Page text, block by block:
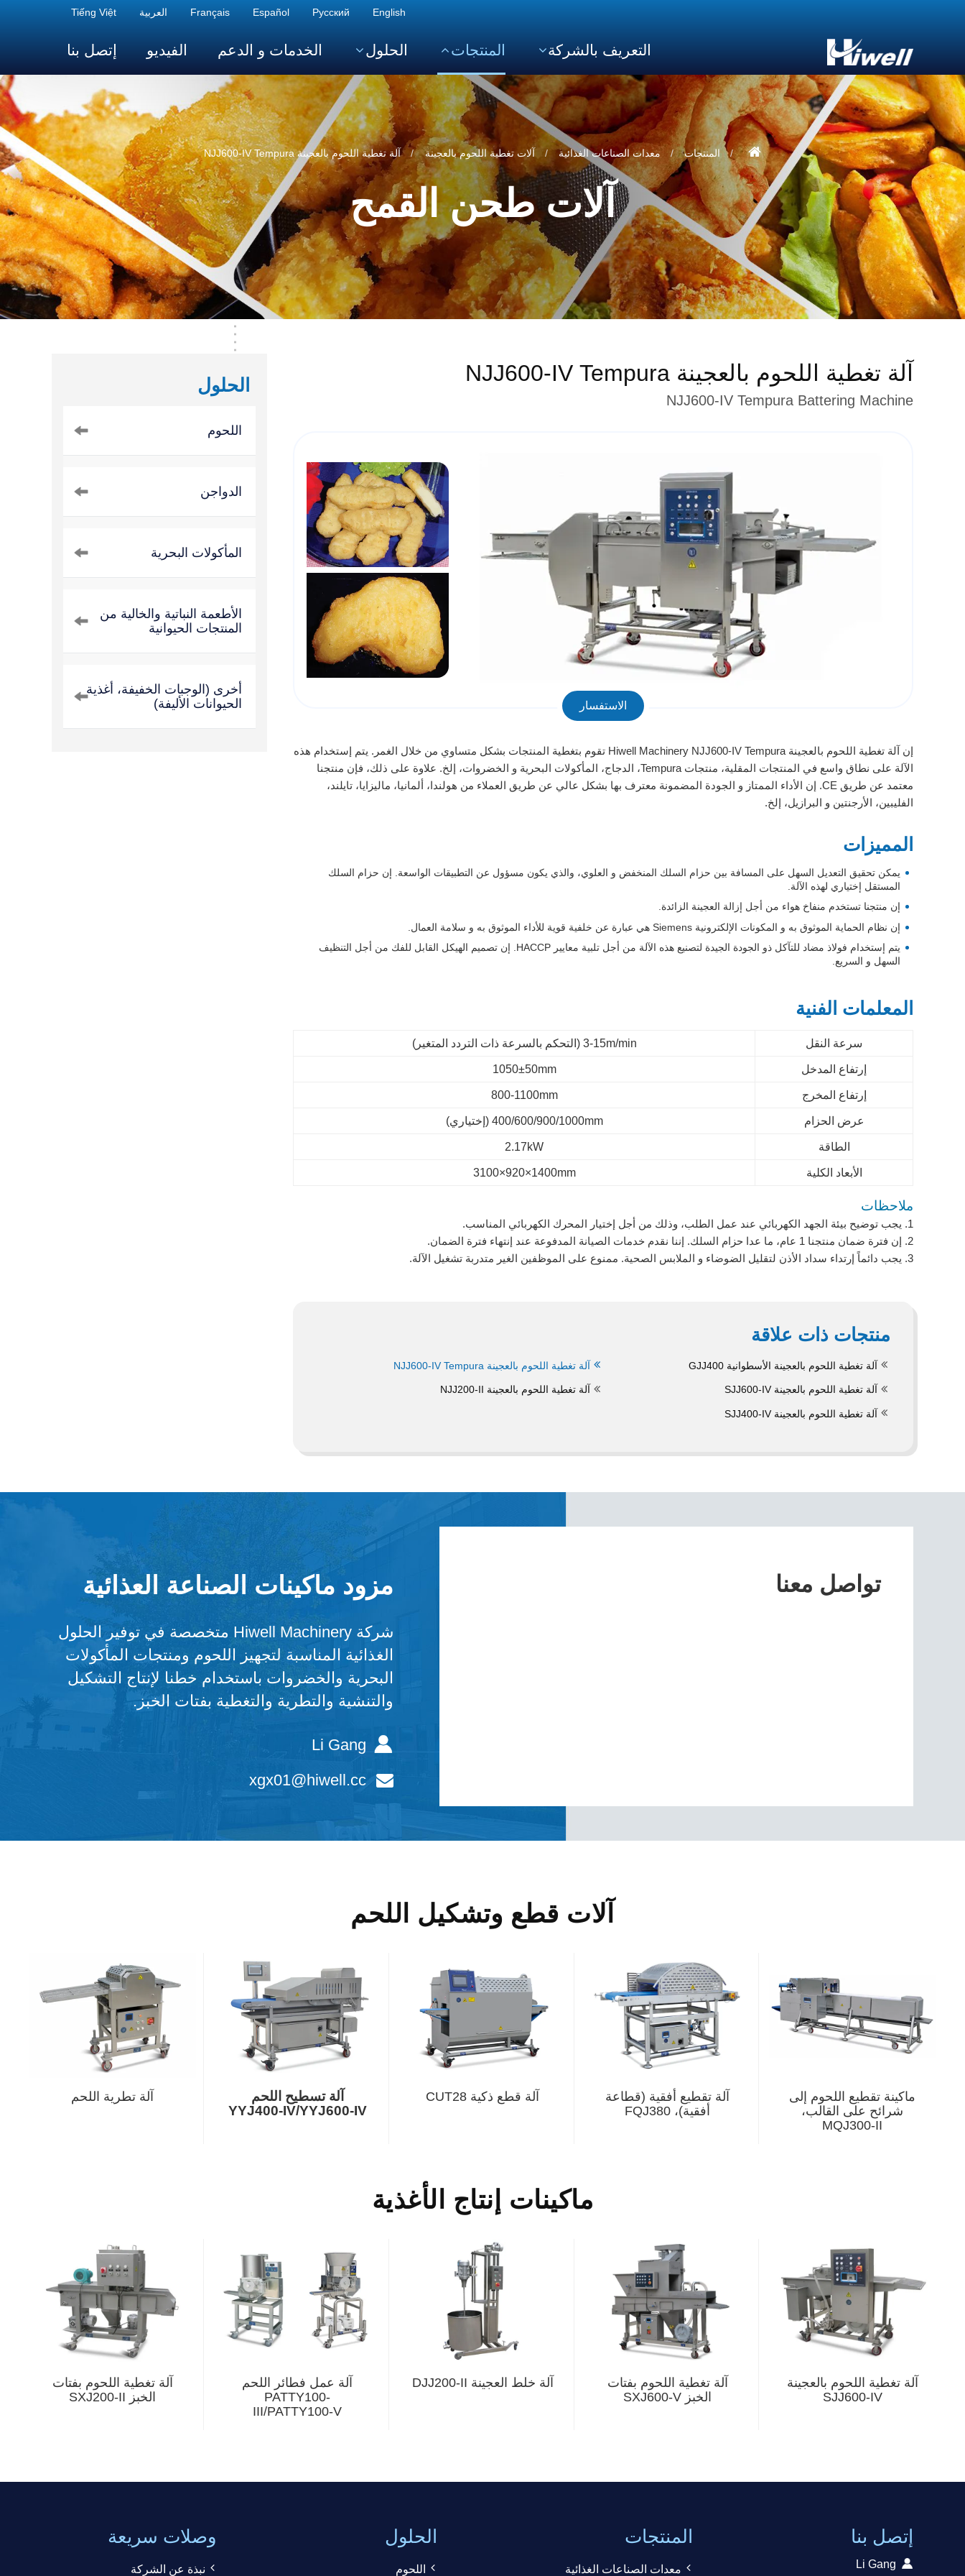
English
Русский
Español
Français العربية Tiếng Việt
التعريف بالشركة المنتجات الحلول الخدمات و الدعم الفيديو إتصل بنا
المنتجات معدات الصناعات الغذائية آلات تغطية اللحوم بالعجينة آلة تغطية اللحوم بالعجينة Tempura NJJ600-IV
آلات طحن القمح
آلة تغطية اللحوم بالعجينة Tempura
NJJ600-IV Tempura Battering Machine
الاستفسار
إن آلة تغطية اللحوم بالعجينة Tempura
Hiwell Machinery NJJ600-IV تقوم بتغطية المنتجات بشكل متساوي من خلال الغمر. يتم إستخدام هذه
الآلة على نطاق واسع في المنتجات المقلية، منتجات Tempura، الدجاج، المأكولات البحرية و الخضروات، إلخ. علاوة على ذلك، فإن منتجنا
معتمد عن طريق CE. إن الأداء الممتاز و الجودة المضمونة معترف بها بشكل عالي عن طريق العملاء من هولندا، ألمانيا، ماليزايا، تايلند،
الفليبين، الأرجنتين و البرازيل، إلخ.
المميزات
يمكن تحقيق التعديل السهل على المسافة بين حزام السلك المنخفض و العلوي، والذي يكون مسؤول عن التطبيقات الواسعة. إن حزام السلك
المستقل إختياري لهذه الآلة.
إن منتجنا تستخدم منفاخ هواء من أجل إزالة العجينة الزائدة.
إن نظام الحماية الموثوق به و المكونات الإلكترونية Siemens هي عبارة عن خلفية قوية للأداء الموثوق به و سلامة العمال.
يتم إستخدام فولاذ مضاد للتآكل ذو الجودة الجيدة لتصنيع هذه الآلة من أجل تلبية معايير HACCP. إن تصميم الهيكل القابل للفك من أجل التنظيف
السهل و السريع.
المعلمات الفنية
سرعة النقل 3-15m/min (التحكم بالسرعة ذات التردد المتغير)
إرتفاع المدخل 1050±50mm
إرتفاع المخرج 800-1100mm
عرض الحزام 400/600/900/1000mm (إختياري)
الطاقة 2.17kW
الأبعاد الكلية 3100×920×1400mm
ملاحظات
1. يجب توضيح بيئة الجهد الكهربائي عند عمل الطلب، وذلك من أجل إختيار المحرك الكهربائي المناسب.
2. إن فترة ضمان منتجنا 1 عام، ما عدا حزام السلك. إننا نقدم خدمات الصيانة المدفوعة عند إنتهاء فترة الضمان.
3. يجب دائماً إرتداء سداد الأذن لتقليل الضوضاء و الملابس الصحية. ممنوع على الموظفين الغير متدربة تشغيل الآلة.
منتجات ذات علاقة
آلة تغطية اللحوم بالعجينة الأسطوانية GJJ400 آلة تغطية اللحوم بالعجينة Tempura NJJ600-IV
آلة تغطية اللحوم بالعجينة SJJ600-IV آلة تغطية اللحوم بالعجينة NJJ200-II
آلة تغطية اللحوم بالعجينة SJJ400-IV
الحلول
اللحوم
الدواجن
المأكولات البحرية
الأطعمة النباتية والخالية من
المنتجات الحيوانية
أخرى (الوجبات الخفيفة، أغذية
الحيوانات الأليفة)
مزود ماكينات الصناعة العذائية
شركة Hiwell Machinery متخصصة في توفير الحلول
الغذائية المناسبة لتجهيز اللحوم ومنتجات المأكولات
البحرية والخضروات باستخدام خطنا لإنتاج التشكيل
والتنشية والتطرية والتغطية بفتات الخبز.
Li Gang
xgx01@hiwell.cc
تواصل معنا
آلات قطع وتشكيل اللحم
ماكينة تقطيع اللحوم إلى
شرائح على القالب،
MQJ300-II
آلة تقطيع أفقية (قطاعة
أفقية)، FQJ380
آلة قطع ذكية CUT28
آلة تسطيح اللحم
YYJ400-IV/YYJ600-IV
آلة تطرية اللحم
ماكينات إنتاج الأغذية
آلة تغطية اللحوم بالعجينة
SJJ600-IV
آلة تغطية اللحوم بفتات
الخبز SXJ600-V
آلة خلط العجينة DJJ200-II
آلة عمل فطائر اللحم
PATTY100-
III/PATTY100-V
آلة تغطية اللحوم بفتات
الخبز SXJ200-II
إتصل بنا
Li Gang
المنتجات
معدات الصناعات الغذائية
الحلول
اللحوم
وصلات سريعة
نبذة عن الشركة